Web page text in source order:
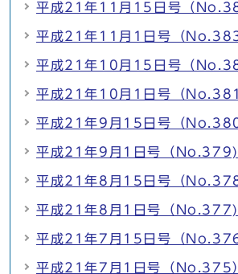
平成21年11月15日号（
平成21年11月1日号（No.383
平成21年10月15日号（
平成21年10月1日号（No.381
平成21年9月15日号（
平成21年9月1日号（No.379)
平成21年8月15日号（
平成21年8月1日号（No.377)
平成21年7月15日号（No.376
平成21年7月1日号（No.375